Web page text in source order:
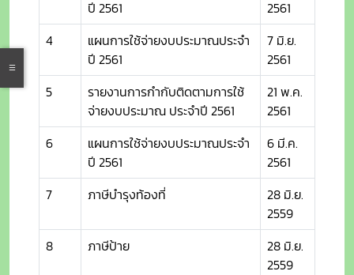
ปี 2561
2561
4
แผนการใช้จ่ายงบประมาณประจำ
ปี 2561
7 มิ.ย.
2561
5
รายงานการกำกับติดตามการใช้
จ่ายงบประมาณ ประจำปี 2561
21 พ.ค.
2561
6
แผนการใช้จ่ายงบประมาณประจำ
ปี 2561
6 มี.ค.
2561
7
ภาษีบำรุงท้องที่
28 มิ.ย.
2559
8
ภาษีป้าย
28 มิ.ย.
2559